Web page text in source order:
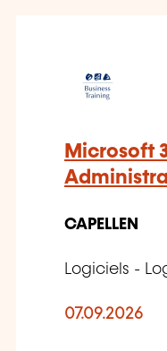
Microsoft
CAPELLEN
Logiciels -
07.09.2026